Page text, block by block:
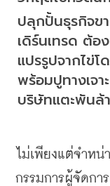
ปลุกปั้นธุรกิจข
เดิร์นเทรด ต้อ
แปรรูปจากไข่
พร้อมปูทางเจ
บริษัทแตะพันล้
ไม่เพียงแต่จำหน่
กรรมการผู้จัดการ